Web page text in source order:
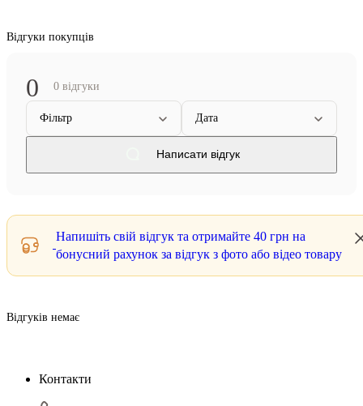
Відгуки покупців
0 0 відгуки
Фільтр Дата
Написати відгук
Напишіть свій відгук та отримайте 40 грн на
бонусний рахунок за відгук з фото або відео товару
Відгуків немає
Контакти